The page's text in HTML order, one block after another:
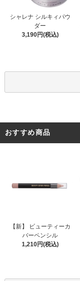
シャレナ シルキィパウ
ダー
3,190円(税込)
おすすめ商品
【新】 ビューティーカ
バーペンシル
1,210円(税込)